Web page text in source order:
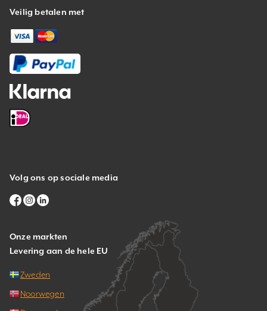
Veilig betalen met
Volg ons op sociale media
Onze markten
Levering aan de hele EU
Zweden
Noorwegen